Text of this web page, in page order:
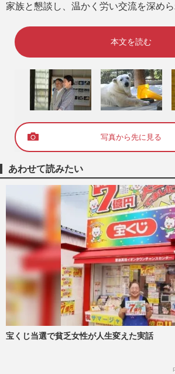
家族と懇談し、温かく労い交流を深めら
本文を読む
写真から先に見る
あわせて読みたい
宝くじ当選で貧乏女性が人生変えた実話